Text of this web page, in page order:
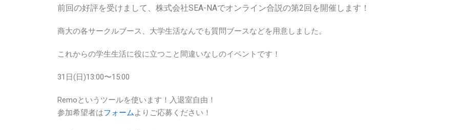
前回の好評を受けまして、株式会社SEA-NAでオンライン合説の第2回を開催します！
商大の各サークルブース、大学生活なんでも質問ブースなどを用意しました。
これからの学生生活に役に立つこと間違いなしのイベントです！
31日(日)13:00〜15:00
Remoというツールを使います！入退室自由！
参加希望者はフォームよりご応募ください！